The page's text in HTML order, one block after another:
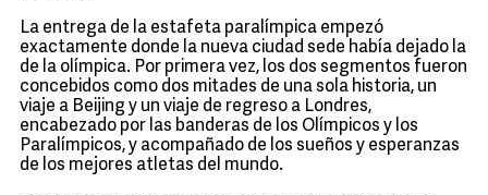
La entrega de la estafeta paralímpica empezó
exactamente donde la nueva ciudad sede había dejado la
de la olímpica. Por primera vez, los dos segmentos fueron
concebidos como dos mitades de una sola historia, un
viaje a Beijing y un viaje de regreso a Londres,
encabezado por las banderas de los Olímpicos y los
Paralímpicos, y acompañado de los sueños y esperanzas
de los mejores atletas del mundo.